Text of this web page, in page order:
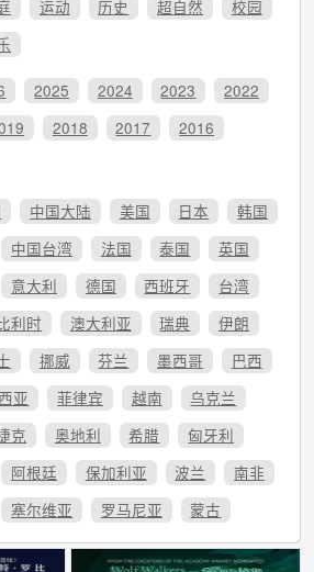
运动 历史 超自然
校园
2025 2024 2023
2022
2018 2017
2016
中国大陆 美国 日本
韩国
中国台湾 法国 泰国
英国
意大利 德国 西班牙
台湾
利时 澳大利亚 瑞典
伊朗
挪威 芬兰 墨西哥
巴西
亚 菲律宾 越南
乌克兰
克 奥地利 希腊
匈牙利
阿根廷 保加利亚 波兰
南非
塞尔维亚 罗马尼亚 蒙古